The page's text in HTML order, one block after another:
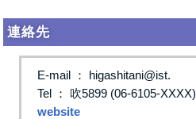
連絡先
E-mail ： higashitani@ist.
Tel ： 吹5899 (06-6105-XXXX)
website